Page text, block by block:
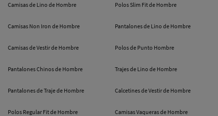
Camisas de Lino de Hombre
Camisas Non Iron de Hombre
Camisas de Vestir de Hombre
Pantalones Chinos de Hombre
Pantalones de Traje de Hombre
Polos Regular Fit de Hombre
Polos Slim Fit de Hombre
Pantalones de Lino de Hombre
Polos de Punto Hombre
Trajes de Lino de Hombre
Calcetines de Vestir de Hombre
Camisas Vaqueras de Hombre